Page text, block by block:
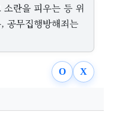
란을 피우는 등 위
공무집행방해죄는
O X